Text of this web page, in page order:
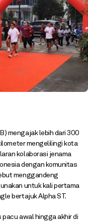
mengajak lebih dari 300
mengelilingi kota
kolaborasi jenama
dengan komunitas
menggandeng
untuk kali pertama
bertajuk Alpha ST.
awal hingga akhir di